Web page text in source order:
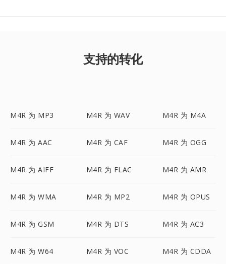
支持的转化
M4R 为 MP3 M4R 为 WAV M4R 为 M4A
M4R 为 AAC M4R 为 CAF M4R 为 OGG
M4R 为 AIFF M4R 为 FLAC M4R 为 AMR
M4R 为 WMA M4R 为 MP2 M4R 为 OPUS
M4R 为 GSM M4R 为 DTS M4R 为 AC3
M4R 为 W64 M4R 为 VOC M4R 为 CDDA